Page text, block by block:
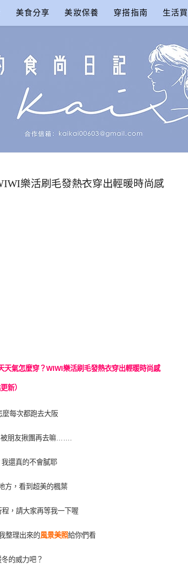
美食分享 美妝保養 穿搭指南 生活
樂活刷毛發熱衣穿出輕暖時尚感
新）
麼每次都跑去大阪
朋友揪團再去嘛…….
還真的不會膩耶
方，看到超美的楓葉
，請大家再等我一下喔
整理出來的風景美照給你們看
的威力吧？